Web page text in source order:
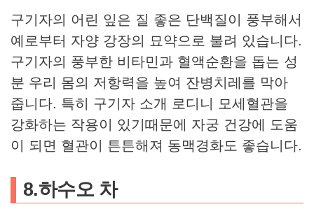
구기자의 어린 잎은 질 좋은 단백질이 풍부해서
예로부터 자양 강장의 묘약으로 불려 있습니다.
구기자의 풍부한 비타민과 혈액순환을 돕는 성
분 우리 몸의 저항력을 높여 잔병치레를 막아
줍니다. 특히 구기자 소개 로디니 모세혈관을
강화하는 작용이 있기때문에 자궁 건강에 도움
이 되면 혈관이 튼튼해져 동맥경화도 좋습니다.
​8.하수오 차